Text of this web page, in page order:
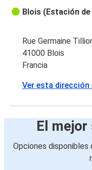
Blois (Estación
Rue Germaine
41000 Blois
Francia
Ver esta dirección
El
Opciones disponibles